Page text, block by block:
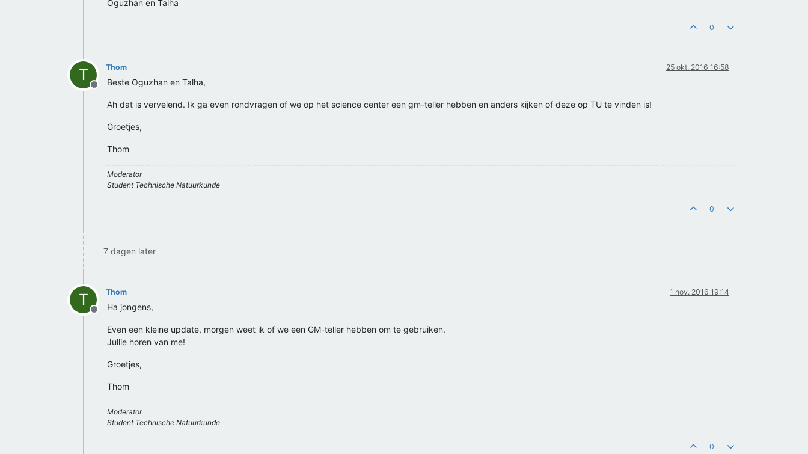
Oguzhan en Talha
0
T
Offline
Thom 25 okt. 2016 16:58
Beste Oguzhan en Talha,
Ah dat is vervelend. Ik ga even rondvragen of we op het science center een gm-teller hebben en anders kijken of deze op TU te vinden is!
Groetjes,
Thom
Moderator
Student Technische Natuurkunde
0
7 dagen later
T
Offline
Thom 1 nov. 2016 19:14
Ha jongens,
Even een kleine update, morgen weet ik of we een GM-teller hebben om te gebruiken.
Jullie horen van me!
Groetjes,
Thom
Moderator
Student Technische Natuurkunde
0